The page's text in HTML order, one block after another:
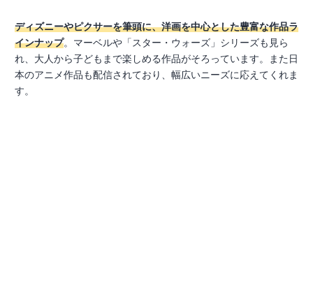
ディズニーやピクサーを筆頭に、洋画を中心とした豊富な作品ラ
インナップ。マーベルや「スター・ウォーズ」シリーズも見ら
れ、大人から子どもまで楽しめる作品がそろっています。また日
本のアニメ作品も配信されており、幅広いニーズに応えてくれま
す。